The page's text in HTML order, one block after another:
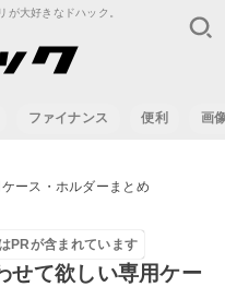
が大好きなドハック。
ファイナンス 便利 画
ース・ホルダーまとめ
PRが含まれています
て欲しい専用ケー